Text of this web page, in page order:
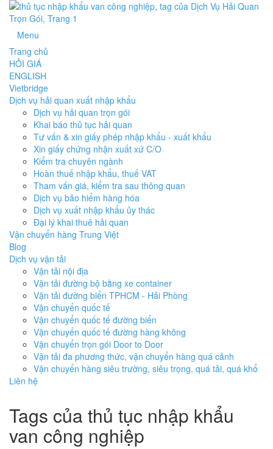
Menu
Trang chủ
HỎI GIÁ
ENGLISH
Vietbridge
Dịch vụ hải quan xuất nhập khẩu
Dịch vụ hải quan trọn gói
Khai báo thủ tục hải quan
Tư vấn & xin giấy phép nhập khẩu - xuất khẩu
Xin giấy chứng nhận xuất xứ C/O
Kiểm tra chuyên ngành
Hoàn thuế nhập khẩu, thuế VAT
Tham vấn giá, kiểm tra sau thông quan
Dịch vụ bảo hiểm hàng hóa
Dịch vụ xuất nhập khẩu ủy thác
Đại lý khai thuê hải quan
Vận chuyển hàng Trung Việt
Blog
Dịch vụ vận tải
Vận tải nội địa
Vận tải đường bộ bằng xe container
Vận tải đường biển TPHCM - Hải Phòng
Vận chuyển quốc tế
Vận chuyển quốc tế đường biển
Vận chuyển quốc tế đường hàng không
Vận chuyển trọn gói Door to Door
Vận tải đa phương thức, vận chuyển hàng quá cảnh
Vận chuyển hàng siêu trường, siêu trọng, quá tải, quá khổ
Liên hệ
Tags của thủ tục nhập khẩu
van công nghiệp